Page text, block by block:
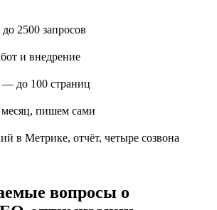
2500 запросов
и внедрение
до 100 страниц
пишем сами
в Метрике, отчёт, четыре созвона
вопросы о